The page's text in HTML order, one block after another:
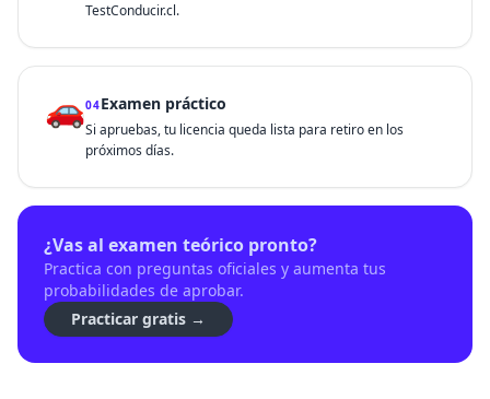
TestConducir.cl.
🚗04Examen práctico
Si apruebas, tu licencia queda lista para retiro en los
próximos días.
¿Vas al examen teórico pronto?
Practica con preguntas oficiales y aumenta tus
probabilidades de aprobar.
Practicar gratis →